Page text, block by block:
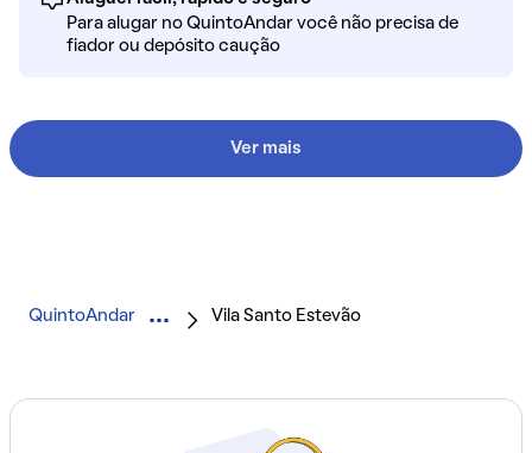
Para alugar no QuintoAndar você não precisa de
fiador ou depósito caução
Ver mais
QuintoAndar Vila Santo Estevão